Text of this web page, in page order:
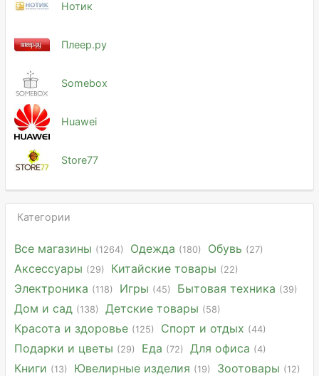
Нотик
Плеер.ру
Somebox
Huawei
Store77
Категории
Все магазины (1264) Одежда (180) Обувь (27)
Аксессуары (29) Китайские товары (22)
Электроника (118) Игры (45) Бытовая техника (39)
Дом и сад (138) Детские товары (58)
Красота и здоровье (125) Спорт и отдых (44)
Подарки и цветы (29) Еда (72) Для офиса (4)
Книги (13) Ювелирные изделия (19) Зоотовары (12)